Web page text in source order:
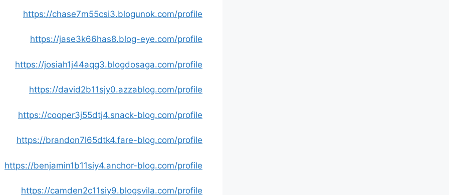
https://chase7m55csi3.blogunok.com/profile
https://jase3k66has8.blog-eye.com/profile
https://josiah1j44aqg3.blogdosaga.com/profile
https://david2b11sjy0.azzablog.com/profile
https://cooper3j55dtj4.snack-blog.com/profile
https://brandon7l65dtk4.fare-blog.com/profile
https://benjamin1b11siy4.anchor-blog.com/profile
https://camden2c11siy9.blogsvila.com/profile